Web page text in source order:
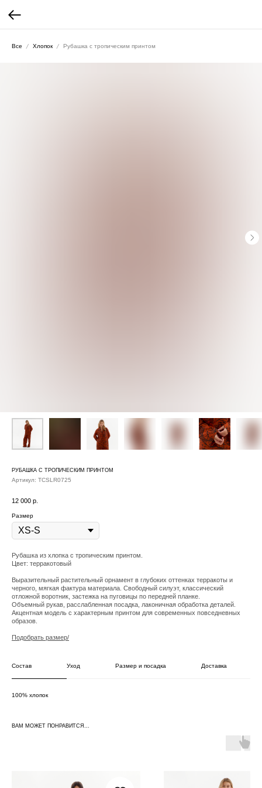
Все Хлопок Рубашка с тропическим принтом
РУБАШКА С ТРОПИЧЕСКИМ ПРИНТОМ
Артикул: TCSLR0725
12 000 р.
Размер
Рубашка из хлопка с тропическим принтом.
Цвет: терракотовый
Выразительный растительный орнамент в глубоких оттенках терракоты и
черного, мягкая фактура материала. Свободный силуэт, классический
отложной воротник, застежка на пуговицы по передней планке.
Объемный рукав, расслабленная посадка, лаконичная обработка деталей.
Акцентная модель с характерным принтом для современных повседневных
образов.
Подобрать размер/
Состав Уход Размер и посадка Доставка
100% хлопок
ВАМ МОЖЕТ ПОНРАВИТСЯ...